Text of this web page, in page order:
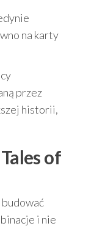
na karty
przez
historii,
of
i nie